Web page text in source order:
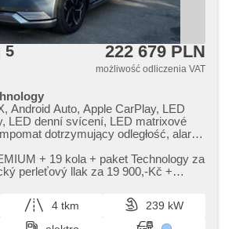
5 222 679 PLN
możliwość odliczenia VAT
Android Auto, Apple CarPlay, LED
LED denní svícení, LED matrixové
dotrzymujący odległość, alarm,
asistent rozjezdu do kopce (HSA),
pruhu, automatyczne lampy
parkowanie, automatické přepínání
fabryczne, bezdrátová nabíječka
asystent hamulcowy,
​+ 19 kola ​+ paket Technology za
perleťový llak za 19 900,​​-Kč ​+
4 tkm
239 kW